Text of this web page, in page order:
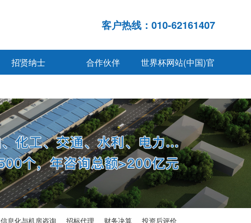
客户热线：010-62161407
招贤纳士 合作伙伴
世界杯网站(中国)官
信息化与机房咨询 招标代理 财务决算 投资后评价